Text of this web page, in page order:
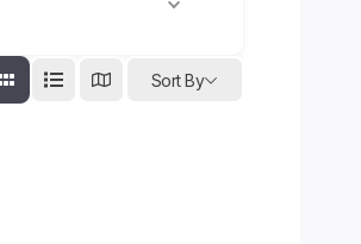
Sort By